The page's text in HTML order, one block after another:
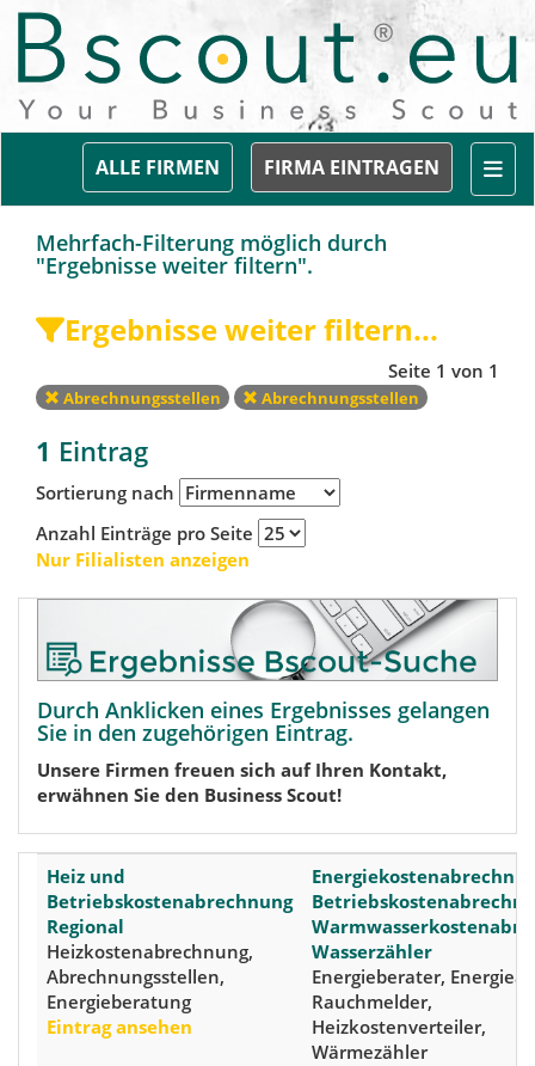
FIRMA EINTRAGEN
ALLE FIRMEN
Mehrfach-Filterung möglich durch
"Ergebnisse weiter filtern".
Ergebnisse weiter filtern...
Seite 1 von 1
Abrechnungsstellen Abrechnungsstellen
1 Eintrag
Sortierung nach
Anzahl Einträge pro Seite
Nur Filialisten anzeigen
Durch Anklicken eines Ergebnisses gelangen
Sie in den zugehörigen Eintrag.
Unsere Firmen freuen sich auf Ihren Kontakt,
erwähnen Sie den Business Scout!
Heiz und
Betriebskostenabrechnung
Regional
Heizkostenabrechnung,
Abrechnungsstellen,
Energieberatung
Eintrag ansehen
Wasserzähler
Energieberater,
Rauchmelder,
Heizkostenverteiler,
Wärmezähler